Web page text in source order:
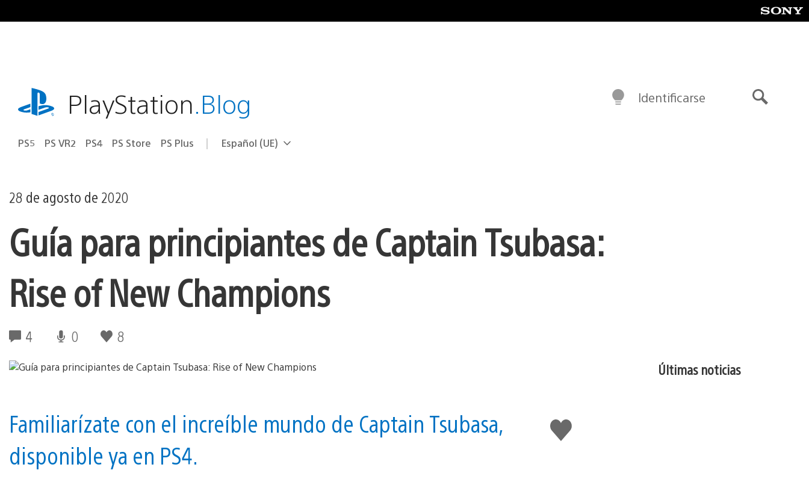
al
playstation.comPlayStation.Blog
PS5 PS VR2 PS4 PS Store PS Plus Selecciona
Región
Español (UE)
Identificarse
28 de agosto de 2020
Guía para principiantes de Captain Tsubasa:
Rise of New Champions
4 0 8
Me
gusta
esto
Familiarízate con el increíble mundo de Captain Tsubasa,
disponible ya en PS4.
Últimas noticias